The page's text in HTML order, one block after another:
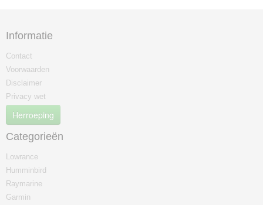
Informatie
Contact
Voorwaarden
Disclaimer
Privacy wet
Herroeping
Categorieën
Lowrance
Humminbird
Raymarine
Garmin